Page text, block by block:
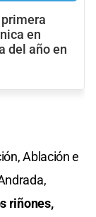
en
del año en
Ablación e
riñones,